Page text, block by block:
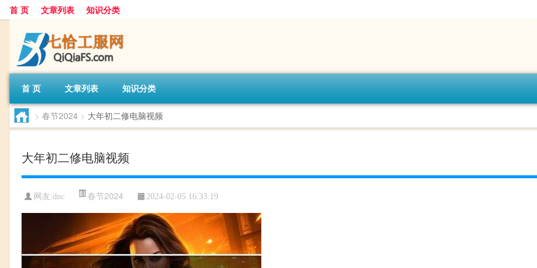
首 页 文章列表 知识分类
首 页 文章列表 知识分类
> 春节2024 > 大年初二修电脑视频
大年初二修电脑视频
网友:dnc 春节2024 2024-02-05 16:33:19